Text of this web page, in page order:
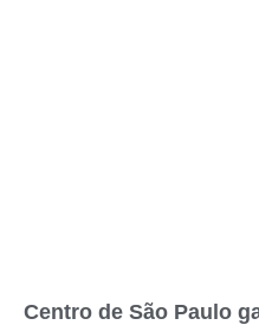
Centro de São Paulo